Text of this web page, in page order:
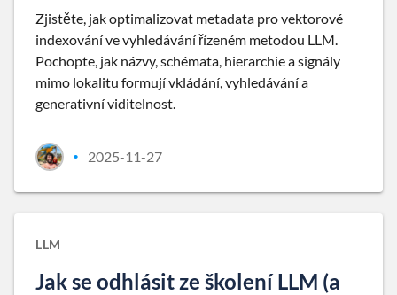
Zjistěte, jak optimalizovat metadata pro vektorové
indexování ve vyhledávání řízeném metodou LLM.
Pochopte, jak názvy, schémata, hierarchie a signály
mimo lokalitu formují vkládání, vyhledávání a
generativní viditelnost.
• 2025-11-27
LLM
Jak se odhlásit ze školení LLM (a